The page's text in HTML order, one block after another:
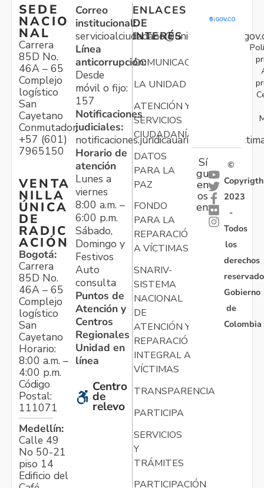
SEDE
NACIO
NAL
Carrera
85D No.
46A – 65
Complejo
logístico
San
Cayetano
Conmutador:
+57 (601)
7965150
VENTA
NILLA
ÚNICA
DE
RADIC
ACIÓN
Bogotá:
Carrera
85D No.
46A – 65
Complejo
logístico
San
Cayetano
Horario:
8:00 a.m. –
4:00 p.m.
Código
Postal:
111071
Medellín:
Calle 49
No 50-21
piso 14
Edificio del
Correo
institucional:
Línea
anticorrupción:
Desde
móvil o fijo:
157
Notificaciones
judiciales:
Horario de
atención
Lunes a
viernes
8:00 a.m. –
6:00 p.m.
Sábado,
Domingo y
Festivos
Auto
consulta
Puntos de
Atención y
Centros
Regionales
Unidad en
línea
Centro
de
relevo
ENLACES
DE
INTERÉS
COMUNICACIONES
LA UNIDAD
ATENCIÓN Y
SERVICIOS
CIUDADANÍA
DATOS
PARA LA
PAZ
FONDO
PARA LA
REPARACIÓN
A VÍCTIMAS
SNARIV-
SISTEMA
NACIONAL
DE
ATENCIÓN Y
REPARACIÓN
INTEGRAL A
VÍCTIMAS
TRANSPARENCIA
PARTICIPA
SERVICIOS
Y
TRÁMITES
PARTICIPACIÓN
Sí
gu
en
os
en:
©
Copyrigth
2023
-
Todos
los
derechos
Gobierno
de
Colombia